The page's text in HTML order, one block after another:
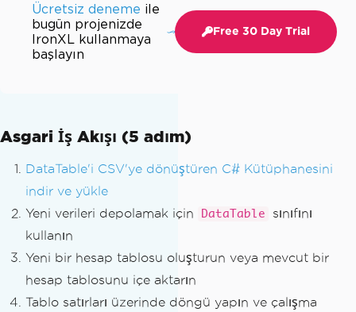
Ücretsiz deneme ile
bugün projenizde
IronXL kullanmaya
başlayın
Free 30 Day Trial
Asgari İş Akışı (5 adım)
DataTable'i CSV'ye dönüştüren C# Kütüphanesini
indir ve yükle
Yeni verileri depolamak için
DataTable
sınıfını
kullanın
Yeni bir hesap tablosu oluşturun veya mevcut bir
hesap tablosunu içe aktarın
Tablo satırları üzerinde döngü yapın ve çalışma